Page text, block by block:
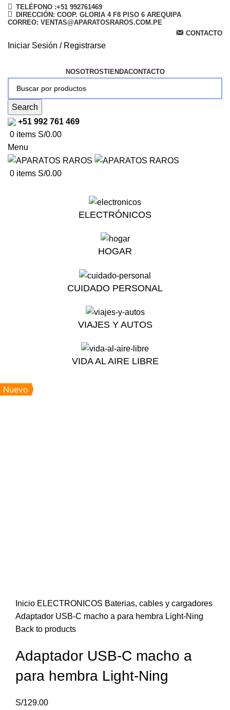
TELÉFONO :+51 992761469
DIRECCIÓN: COOP. GLORIA 4 F8 PISO 6 AREQUIPA
CORREO: VENTAS@APARATOSRAROS.COM.PE
CONTACTO
Iniciar Sesión / Registrarse
NOSOTROSTIENDACONTACTO
Search
+51 992 761 469
0 items S/0.00
Menu
0 items S/0.00
ELECTRÓNICOS
HOGAR
CUIDADO PERSONAL
VIAJES Y AUTOS
VIDA AL AIRE LIBRE
Nuevo
Inicio ELECTRONICOS Baterias, cables y cargadores
Adaptador USB-C macho a para hembra Light-Ning
Back to products
Adaptador USB-C macho a
para hembra Light-Ning
S/129.00
Nuevo
Nuevo
Nuevo
Nuevo
Nuevo
Nuevo
Nuevo
Nuevo
Nuevo
Nuevo